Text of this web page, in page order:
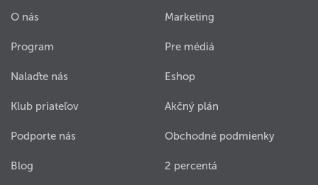
O nás
Program
Nalaďte nás
Klub priateľov
Podporte nás
Blog
Marketing
Pre médiá
Eshop
Akčný plán
Obchodné podmienky
2 percentá